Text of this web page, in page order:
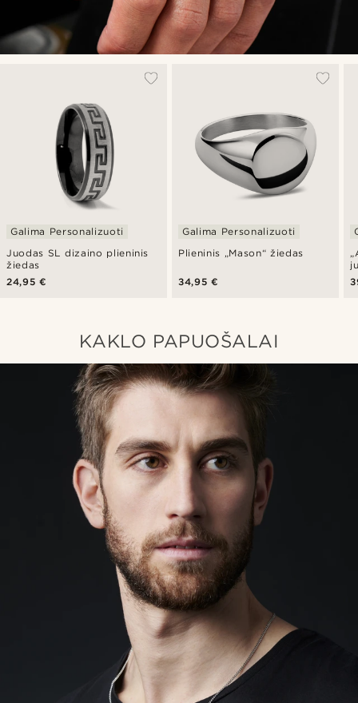
Juodas SL dizaino plieninis
žiedas
Galima Personalizuoti
24,95 €
Plieninis „Mason“ žiedas
Galima Personalizuoti
34,95 €
KAKLO PAPUOŠALAI